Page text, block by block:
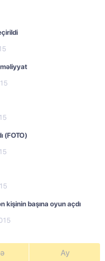
(FOTO)
kişinin başına oyun açdı
Ay